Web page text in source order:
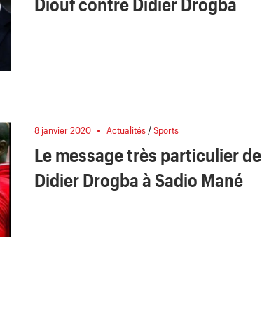
8 janvier 2020 Actualités/Sports
Le message très particulier de
Didier Drogba à Sadio Mané